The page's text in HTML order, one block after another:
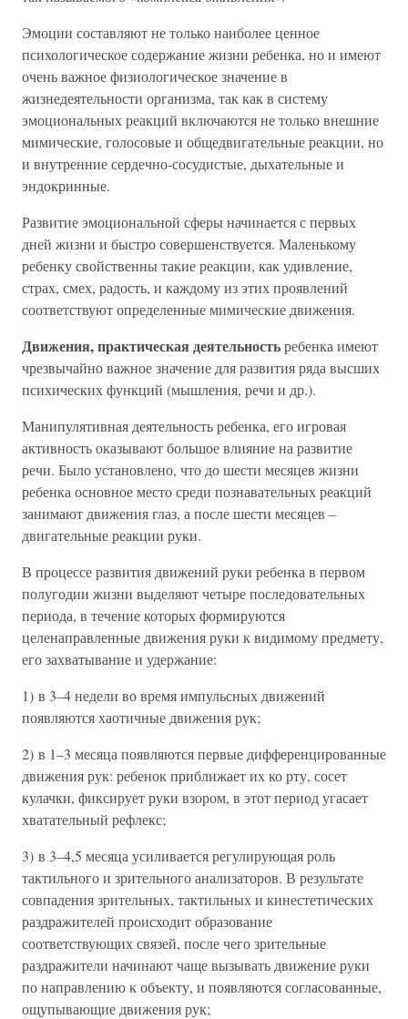
Эмоции составляют не только наиболее ценное
психологическое содержание жизни ребенка, но и имеют
очень важное физиологическое значение в
жизнедеятельности организма, так как в систему
эмоциональных реакций включаются не только внешние
мимические, голосовые и общедвигательные реакции, но
и внутренние сердечно-сосудистые, дыхательные и
эндокринные.
Развитие эмоциональной сферы начинается с первых
дней жизни и быстро совершенствуется. Маленькому
ребенку свойственны такие реакции, как удивление,
страх, смех, радость, и каждому из этих проявлений
соответствуют определенные мимические движения.
Движения, практическая деятельностьребенка имеют
чрезвычайно важное значение для развития ряда высших
психических функций (мышления, речи и др.).
Манипулятивная деятельность ребенка, его игровая
активность оказывают большое влияние на развитие
речи. Было установлено, что до шести месяцев жизни
ребенка основное место среди познавательных реакций
занимают движения глаз, а после шести месяцев –
двигательные реакции руки.
В процессе развития движений руки ребенка в первом
полугодии жизни выделяют четыре последовательных
периода, в течение которых формируются
целенаправленные движения руки к видимому предмету,
его захватывание и удержание:
1) в 3–4 недели во время импульсных движений
появляются хаотичные движения рук;
2) в 1–3 месяца появляются первые дифференцированные
движения рук: ребенок приближает их ко рту, сосет
кулачки, фиксирует руки взором, в этот период угасает
хватательный рефлекс;
3) в 3–4,5 месяца усиливается регулирующая роль
тактильного и зрительного анализаторов. В результате
совпадения зрительных, тактильных и кинестетических
раздражителей происходит образование
соответствующих связей, после чего зрительные
раздражители начинают чаще вызывать движение руки
по направлению к объекту, и появляются согласованные,
ощупывающие движения рук;